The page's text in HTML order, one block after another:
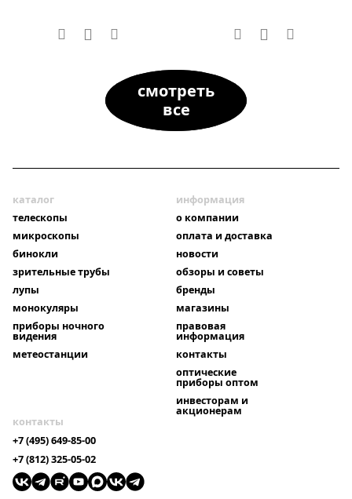
смотреть
все
каталог
телескопы
микроскопы
бинокли
зрительные трубы
лупы
монокуляры
приборы ночного
видения
метеостанции
информация
о компании
оплата и доставка
новости
обзоры и советы
бренды
магазины
правовая
информация
контакты
оптические
приборы оптом
инвесторам и
акционерам
контакты
+7 (495) 649-85-00
+7 (812) 325-05-02